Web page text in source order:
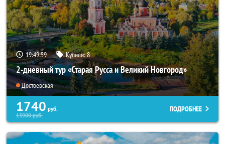
19:49:57 Купили:8
2-дневный тур «Старая Русса и Великий Новгород»
Достоевская
1740 руб.
13900руб.
ПОДРОБНЕЕ